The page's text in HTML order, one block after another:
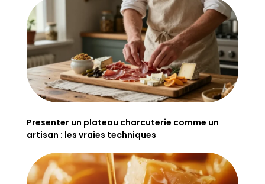
Presenter un plateau charcuterie comme un
artisan : les vraies techniques